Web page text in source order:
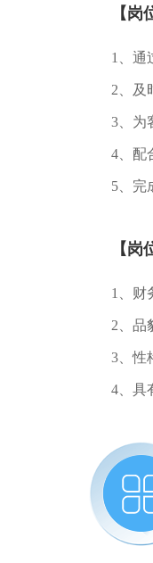
【岗
1、通
2、及
3、为
4、配
5、完
【岗
1、财
2、品
3、性
4、具